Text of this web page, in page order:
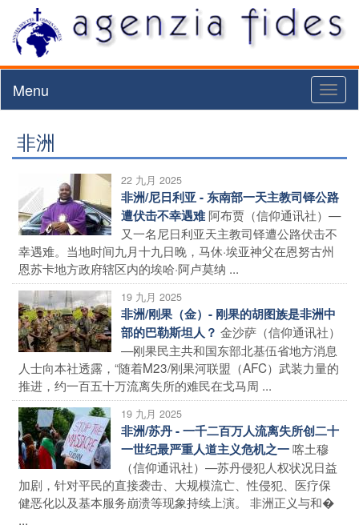
Menu
非洲
22 九月 2025
非洲/尼日利亚 - 东南部一天主教司铎公路
遭伏击不幸遇难阿布贾（信仰通讯社）—
又一名尼日利亚天主教司铎遭公路伏击不
幸遇难。当地时间九月十九日晚，马休·埃亚神父在恩努古州
恩苏卡地方政府辖区内的埃哈·阿卢莫纳 ...
19 九月 2025
非洲/刚果（金）- 刚果的胡图族是非洲中
部的巴勒斯坦人？ 金沙萨（信仰通讯社）
—刚果民主共和国东部北基伍省地方消息
人士向本社透露，“随着M23/刚果河联盟（AFC）武装力量的
推进，约一百五十万流离失所的难民在戈马周 ...
19 九月 2025
非洲/苏丹 - 一千二百万人流离失所创二十
一世纪最严重人道主义危机之一喀土穆
（信仰通讯社）—苏丹侵犯人权状况日益
加剧，针对平民的直接袭击、大规模流亡、性侵犯、医疗保
健恶化以及基本服务崩溃等现象持续上演。 非洲正义与和�
...